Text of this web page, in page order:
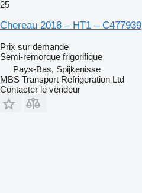
25
Chereau 2018 – HT1 – C477939
Prix sur demande
Semi-remorque frigorifique
Pays-Bas, Spijkenisse
MBS Transport Refrigeration Ltd
Contacter le vendeur